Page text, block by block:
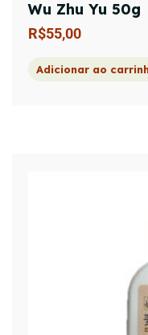
Wu Zhu Yu 50g
R$55,00
Adicionar ao